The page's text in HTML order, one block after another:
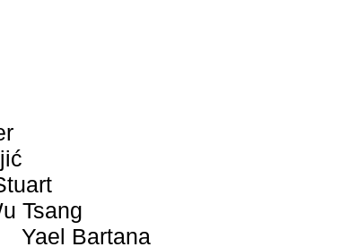
Tsang
Yael Bartana